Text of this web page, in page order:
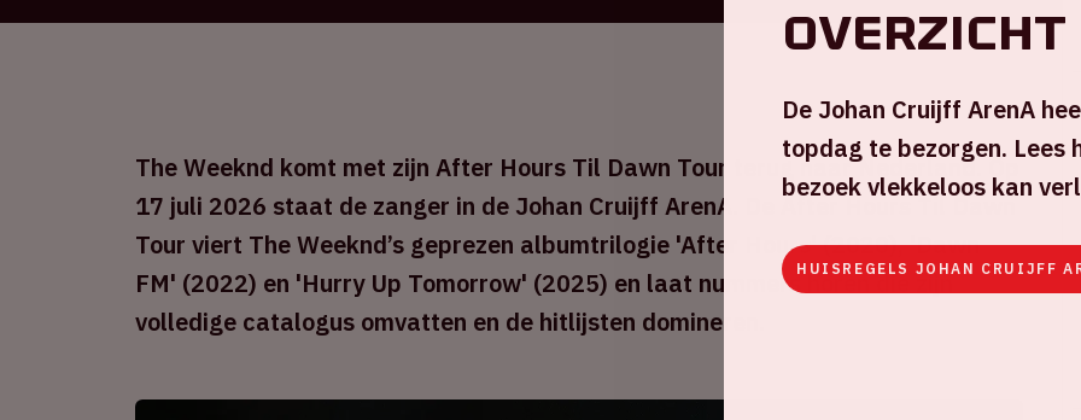
The Weeknd komt met zijn After Hours Til Dawn Tour terug naar Nederland. Op
17 juli 2026 staat de zanger in de Johan Cruijff ArenA. De After Hours Til Dawn
Tour viert The Weeknd’s geprezen albumtrilogie 'After Hours' (2020), 'Dawn
FM' (2022) en 'Hurry Up Tomorrow' (2025) en laat nummers horen die zijn
volledige catalogus omvatten en de hitlijsten domineren.
De Johan Cruijff ArenA
topdag te bezorgen.
bezoek vlekkeloos kan
HUISREGELS JOHAN CRUIJFF